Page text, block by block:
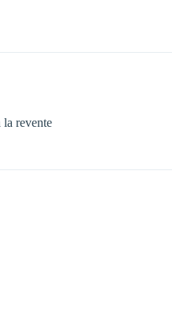
revente